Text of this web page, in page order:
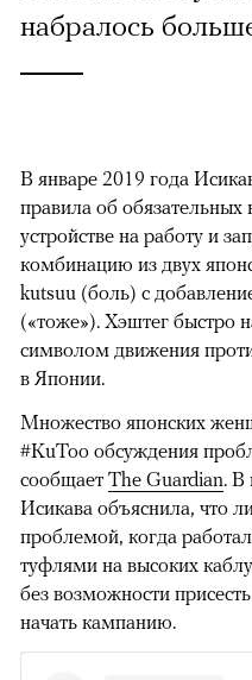
набралось
В январе 2019 года
правила об
устройстве на работу и
комбинацию из двух
kutsuu (боль) с
(«тоже»). Хэштег быстро
символом движения
в Японии.
Множество японских
#KuToo обсуждения
сообщает The Guardian. В
Исикава объяснила, что
проблемой, когда
туфлями на высоких
без возможности
начать кампанию.